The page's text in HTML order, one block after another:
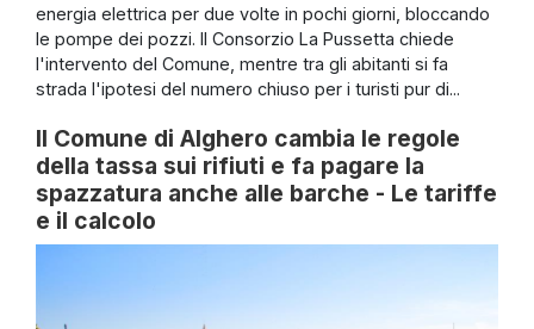
energia elettrica per due volte in pochi giorni, bloccando
le pompe dei pozzi. Il Consorzio La Pussetta chiede
l'intervento del Comune, mentre tra gli abitanti si fa
strada l'ipotesi del numero chiuso per i turisti pur di...
Il Comune di Alghero cambia le regole
della tassa sui rifiuti e fa pagare la
spazzatura anche alle barche - Le tariffe
e il calcolo